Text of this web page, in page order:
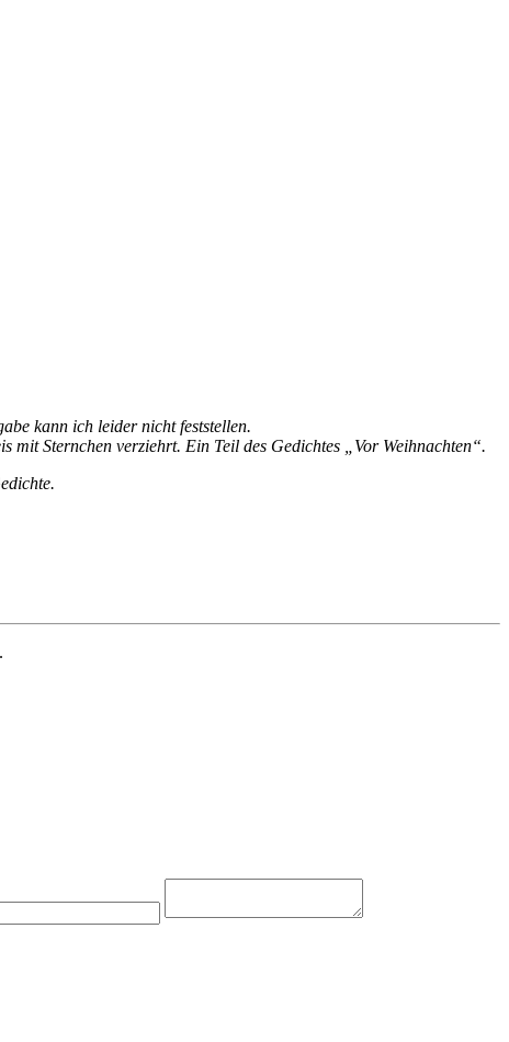
kann ich leider nicht feststellen.
Sternchen verziehrt. Ein Teil des Gedichtes „Vor Weihnachten“.